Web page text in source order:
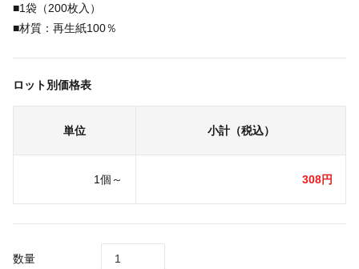
■1袋（200枚入）
■材質：再生紙100％
ロット別価格表
単位 小計（税込）
1個～ 308円
数量